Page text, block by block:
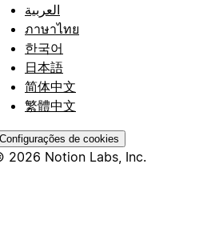
العربية
ภาษาไทย
한국어
日本語
简体中文
繁體中文
Configurações de cookies
2026 Notion Labs, Inc.